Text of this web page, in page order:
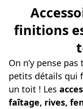
finitions
On n’y pense
petits détails qui
un toit ! Les
faîtage, rives,